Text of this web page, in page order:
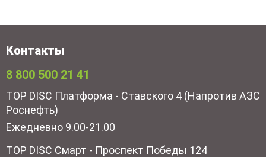
Контакты
8 800 500 21 41
TOP DISC Платформа - Ставского 4 (Напротив АЗС
Роснефть)
Ежедневно 9.00-21.00
TOP DISC Смарт - Проспект Победы 124